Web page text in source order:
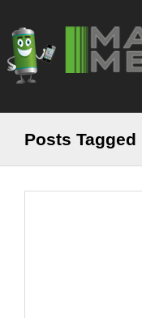
Posts